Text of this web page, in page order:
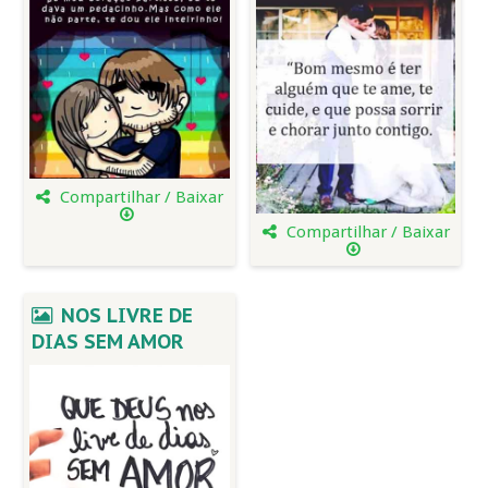
Compartilhar / Baixar
Compartilhar / Baixar
NOS LIVRE DE
DIAS SEM AMOR